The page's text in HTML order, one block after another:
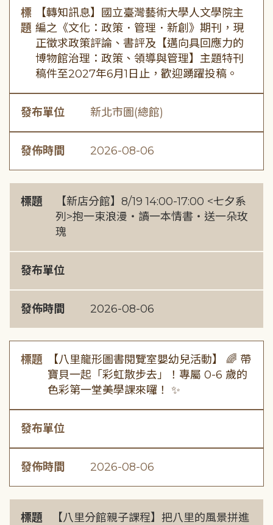
標
題
【轉知訊息】國立臺灣藝術大學人文學院主
編之《文化：政策．管理．新創》期刊，現
正徵求政策評論、書評及【邁向具回應力的
博物館治理：政策、領導與管理】主題特刊
稿件至2027年6月1日止，歡迎踴躍投稿。
發布單位 新北市圖(總館)
發佈時間 2026-08-06
標題
【新店分館】8/19 14:00-17:00 <七夕系
列>抱一束浪漫・讀一本情書・送一朵玫
瑰
發布單位
發佈時間 2026-08-06
標題
【八里龍形圖書閱覽室嬰幼兒活動】 🌈 帶
寶貝一起「彩虹散步去」！專屬 0-6 歲的
色彩第一堂美學課來囉！ ✨
發布單位
發佈時間 2026-08-06
標題
【八里分館親子課程】把八里的風景拼進